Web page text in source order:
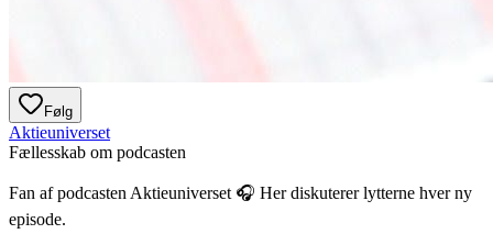
Følg
Aktieuniverset
Fællesskab om podcasten
Fan af podcasten Aktieuniverset 🎧 Her diskuterer lytterne hver ny
episode.